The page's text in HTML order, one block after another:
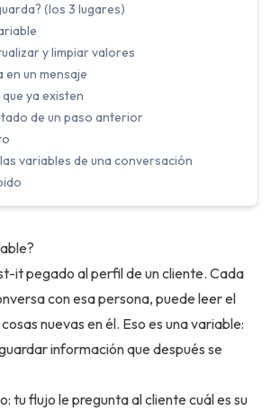
(los 3 lugares)
y limpiar valores
en un mensaje
ya existen
de un paso anterior
variables de una conversación
it pegado al perfil de un cliente. Cada
con esa persona, puede leer el
nuevas en él. Eso es una variable:
información que después se
tu flujo le pregunta al cliente cuál es su